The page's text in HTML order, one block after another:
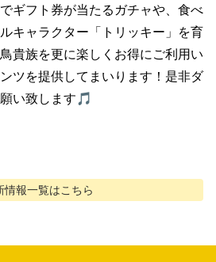
ギフト券が当たるガチャや、食べ
キャラクター「トリッキー」を育
貴族を更に楽しくお得にご利用い
ツを提供してまいります！是非ダ
い致します🎵
情報一覧はこちら